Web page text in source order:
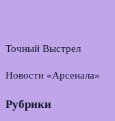
Точный Выстрел
Новости «Арсенала»
Рубрики